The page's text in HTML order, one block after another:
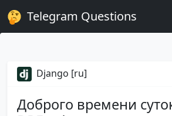
Telegram Questions
Django [ru]
Доброго времени